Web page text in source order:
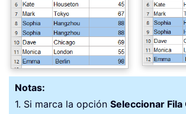
Notas:
1. Si marca la opción Seleccionar